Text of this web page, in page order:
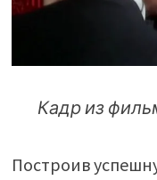
Кадр из
Построив